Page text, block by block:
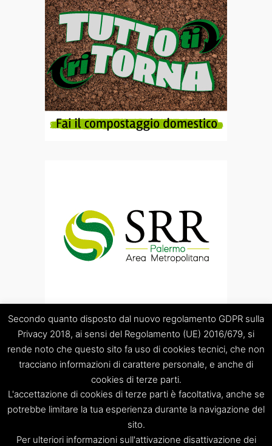
“Società Regolamentazione del servizio di gestione Rifiuti
“Palermo Area Metropolitana” S.C.p.A.
Sede legale: Palermo – Piazza Pretoria 1 – Sede amministrativa:
Palermo – Via Resuttana 360 – Capitale sociale: Euro
120.000,00
Secondo quanto disposto dal nuovo regolamento GDPR sulla
Privacy 2018, ai sensi del Regolamento (UE) 2016/679, si
rende noto che questo sito fa uso di cookies tecnici, che non
tracciano informazioni di carattere personale, e anche di
cookies di terze parti.
L'accettazione di cookies di terze parti è facoltativa, anche se
potrebbe limitare la tua esperienza durante la navigazione del
sito.
Per ulteriori informazioni sull'attivazione disattivazione dei